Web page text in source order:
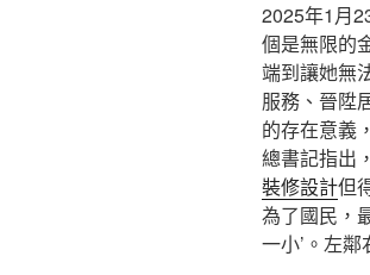
2025年1月
個是無限的
端到讓她無
服務、晉陞
的存在意義
總書記指出
裝修設計但
為了國民，
一小’。左